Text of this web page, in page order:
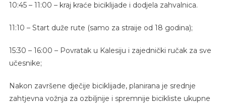
10:45 – 11:00 – kraj kraće biciklijade i dodjela zahvalnica.
11:10 – Start duže rute (samo za straije od 18 godina);
15:30 – 16:00 – Povratak u Kalesiju i zajednički ručak za sve
učesnike;
Nakon završene dječije biciklijade, planirana je srednje
zahtjevna vožnja za ozbiljnije i spremnije bicikliste ukupne